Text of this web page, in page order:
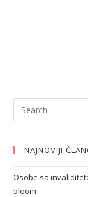
NAJNOVIJI
Osobe sa
bloom